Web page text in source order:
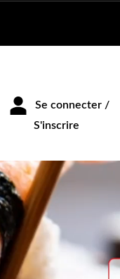
Se connecter /
S'inscrire